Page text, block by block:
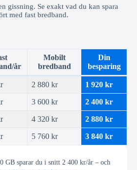
gissning. Se exakt vad du kan spara
med fast bredband.
år
Mobilt
bredband
Din
besparing
2 880 kr 1 920 kr
3 600 kr 2 400 kr
4 320 kr 2 880 kr
5 760 kr 3 840 kr
GB sparar du i snitt 2 400 kr/år – och